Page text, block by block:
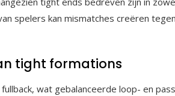
spelers kan mismatches creëren
tight formations
wat gebalanceerde loop- en